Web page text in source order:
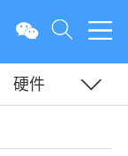
硬件